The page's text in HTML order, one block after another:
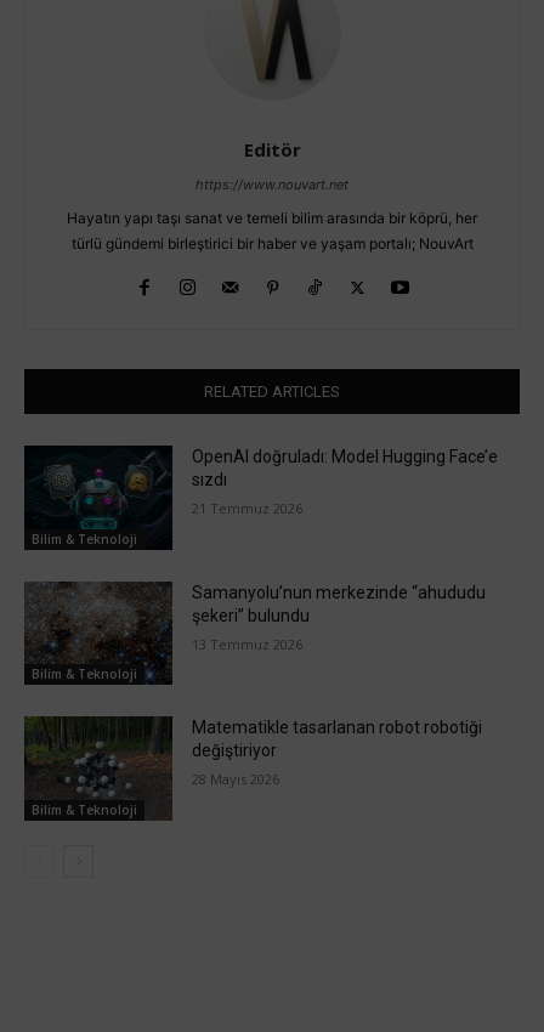
Editör
https://www.nouvart.net
Hayatın yapı taşı sanat ve temeli bilim arasında bir köprü, her
türlü gündemi birleştirici bir haber ve yaşam portalı; NouvArt
RELATED ARTICLES
Bilim & Teknoloji
OpenAI doğruladı: Model Hugging Face’e
sızdı
21 Temmuz 2026
Bilim & Teknoloji
Samanyolu’nun merkezinde “ahududu
şekeri” bulundu
13 Temmuz 2026
Bilim & Teknoloji
Matematikle tasarlanan robot robotiği
değiştiriyor
28 Mayıs 2026